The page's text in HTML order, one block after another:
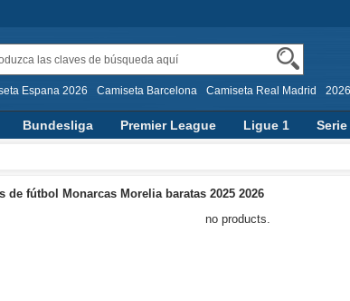
Espana 2026 Camiseta Barcelona Camiseta Real Madrid 2026
Bundesliga Premier League Ligue 1 Serie
de fútbol Monarcas Morelia baratas 2025 2026
no products.